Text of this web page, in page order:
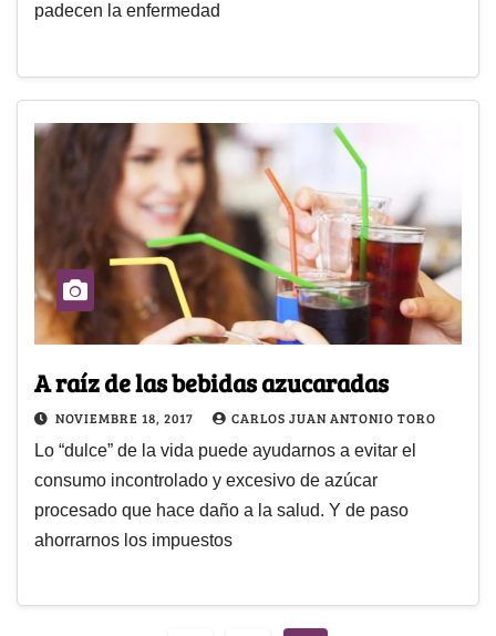
padecen la enfermedad
A raíz de las bebidas azucaradas
NOVIEMBRE 18, 2017 CARLOS JUAN ANTONIO TORO
Lo “dulce” de la vida puede ayudarnos a evitar el
consumo incontrolado y excesivo de azúcar
procesado que hace daño a la salud. Y de paso
ahorrarnos los impuestos